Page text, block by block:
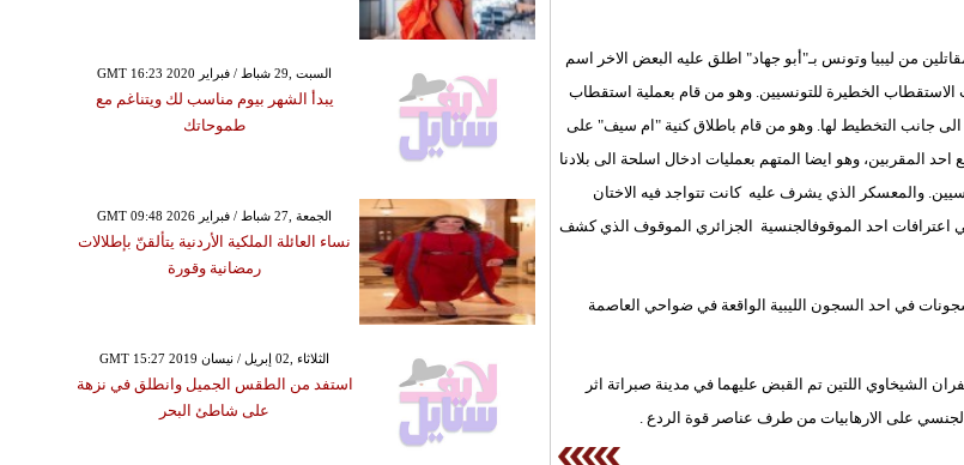
من ليبيا وتونس بـ"أبو جهاد" اطلق عليه البعض الاخر اسم
الاستقطاب الخطيرة للتونسيين. وهو من قام بعملية استقطاب
الى جانب التخطيط لها. وهو من قام باطلاق كنية "ام سيف" على
المقربين، وهو ايضا المتهم بعمليات ادخال اسلحة الى بلادنا
والمعسكر الذي يشرف عليه كانت تتواجد فيه الاختان
احد الموقوفالجنسية الجزائري الموقوف الذي كشف
في احد السجون الليبية الواقعة في ضواحي العاصمة
الشيخاوي اللتين تم القبض عليهما في مدينة صبراتة اثر
الجنسي على الارهابيات من طرف عناصر قوة الردع .
GMT 16:23 2020 السبت ,29 شباط / فبراير
يبدأ الشهر بيوم مناسب لك ويتناغم مع
طموحاتك
GMT 09:48 2026 الجمعة ,27 شباط / فبراير
نساء العائلة الملكية الأردنية يتألقنّ بإطلالات
رمضانية وقورة
GMT 15:27 2019 الثلاثاء ,02 إبريل / نيسان
استفد من الطقس الجميل وانطلق في نزهة
على شاطئ البحر